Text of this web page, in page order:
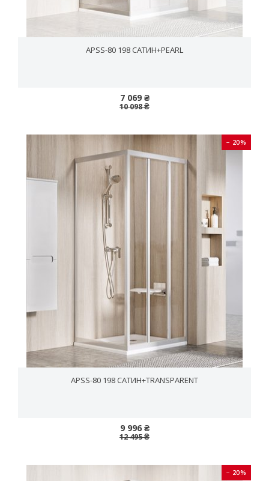
APSS-80 198 САТИН+PEARL
7 069 ₴
10 098 ₴
− 20%
APSS-80 198 САТИН+TRANSPARENT
9 996 ₴
12 495 ₴
− 20%